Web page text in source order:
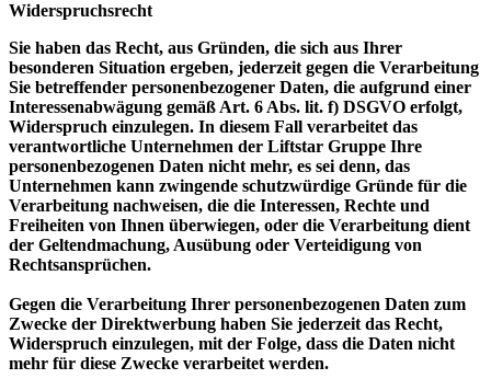
Widerspruchsrecht
Sie haben das Recht, aus Gründen, die sich aus Ihrer
besonderen Situation ergeben, jederzeit gegen die Verarbeitung
Sie betreffender personenbezogener Daten, die aufgrund einer
Interessenabwägung gemäß Art. 6 Abs. lit. f) DSGVO erfolgt,
Widerspruch einzulegen. In diesem Fall verarbeitet das
verantwortliche Unternehmen der Liftstar Gruppe Ihre
personenbezogenen Daten nicht mehr, es sei denn, das
Unternehmen kann zwingende schutzwürdige Gründe für die
Verarbeitung nachweisen, die die Interessen, Rechte und
Freiheiten von Ihnen überwiegen, oder die Verarbeitung dient
der Geltendmachung, Ausübung oder Verteidigung von
Rechtsansprüchen.
Gegen die Verarbeitung Ihrer personenbezogenen Daten zum
Zwecke der Direktwerbung haben Sie jederzeit das Recht,
Widerspruch einzulegen, mit der Folge, dass die Daten nicht
mehr für diese Zwecke verarbeitet werden.